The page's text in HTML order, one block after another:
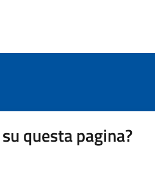
questa pagina?